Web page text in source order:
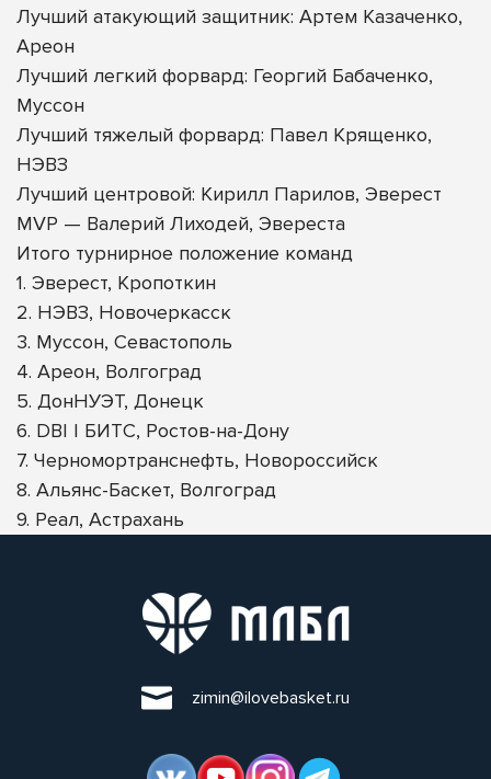
Лучший атакующий защитник: Артем Казаченко,
Ареон
Лучший легкий форвард: Георгий Бабаченко,
Муссон
Лучший тяжелый форвард: Павел Крященко,
НЭВЗ
Лучший центровой: Кирилл Парилов, Эверест
MVP — Валерий Лиходей, Эвереста
Итого турнирное положение команд
1. Эверест, Кропоткин
2. НЭВЗ, Новочеркасск
3. Муссон, Севастополь
4. Ареон, Волгоград
5. ДонНУЭТ, Донецк
6. DBI | БИТС, Ростов-на-Дону
7. Черномортранснефть, Новороссийск
8. Альянс-Баскет, Волгоград
9. Реал, Астрахань
zimin@ilovebasket.ru